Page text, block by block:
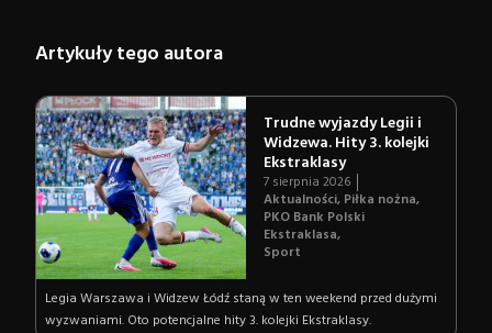
Artykuły tego autora
Trudne wyjazdy Legii i
Widzewa. Hity 3. kolejki
Ekstraklasy
7 sierpnia 2026
Aktualności, Piłka nożna,
PKO Bank Polski
Ekstraklasa,
Sport
Legia Warszawa i Widzew Łódź staną w ten weekend przed dużymi
wyzwaniami. Oto potencjalne hity 3. kolejki Ekstraklasy.